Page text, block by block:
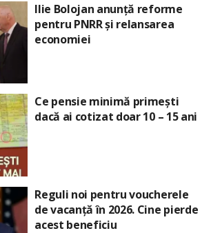
Ilie Bolojan anunță reforme
pentru PNRR și relansarea
economiei
Ce pensie minimă primești
dacă ai cotizat doar 10 – 15 ani
Reguli noi pentru voucherele
de vacanță în 2026. Cine pierde
acest beneficiu